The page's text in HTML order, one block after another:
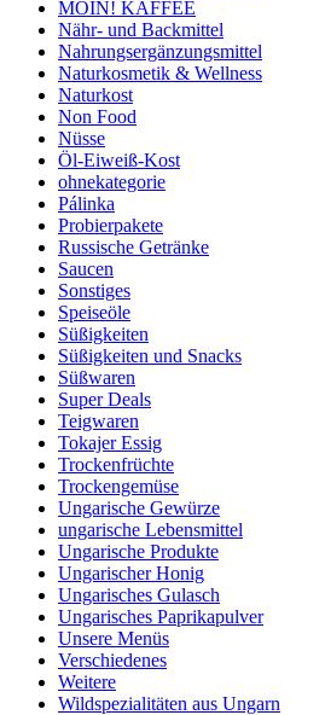
MOIN! KAFFEE
Nähr- und Backmittel
Nahrungsergänzungsmittel
Naturkosmetik & Wellness
Naturkost
Non Food
Nüsse
Öl-Eiweiß-Kost
ohnekategorie
Pálinka
Probierpakete
Russische Getränke
Saucen
Sonstiges
Speiseöle
Süßigkeiten
Süßigkeiten und Snacks
Süßwaren
Super Deals
Teigwaren
Tokajer Essig
Trockenfrüchte
Trockengemüse
Ungarische Gewürze
ungarische Lebensmittel
Ungarische Produkte
Ungarischer Honig
Ungarisches Gulasch
Ungarisches Paprikapulver
Unsere Menüs
Verschiedenes
Weitere
Wildspezialitäten aus Ungarn